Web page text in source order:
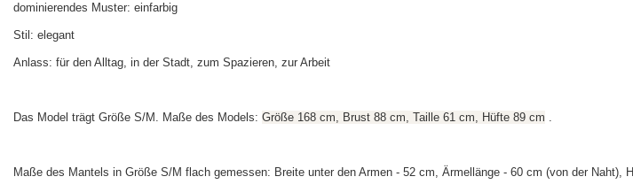
dominierendes Muster: einfarbig
Stil: elegant
Anlass: für den Alltag, in der Stadt, zum Spazieren, zur Arbeit
Das Model trägt Größe S/M. Maße des Models: Größe 168 cm, Brust 88 cm, Taille 61 cm, Hüfte 89 cm .
Maße des Mantels in Größe S/M flach gemessen: Breite unter den Armen - 52 cm, Ärmellänge - 60 cm (von der Naht),